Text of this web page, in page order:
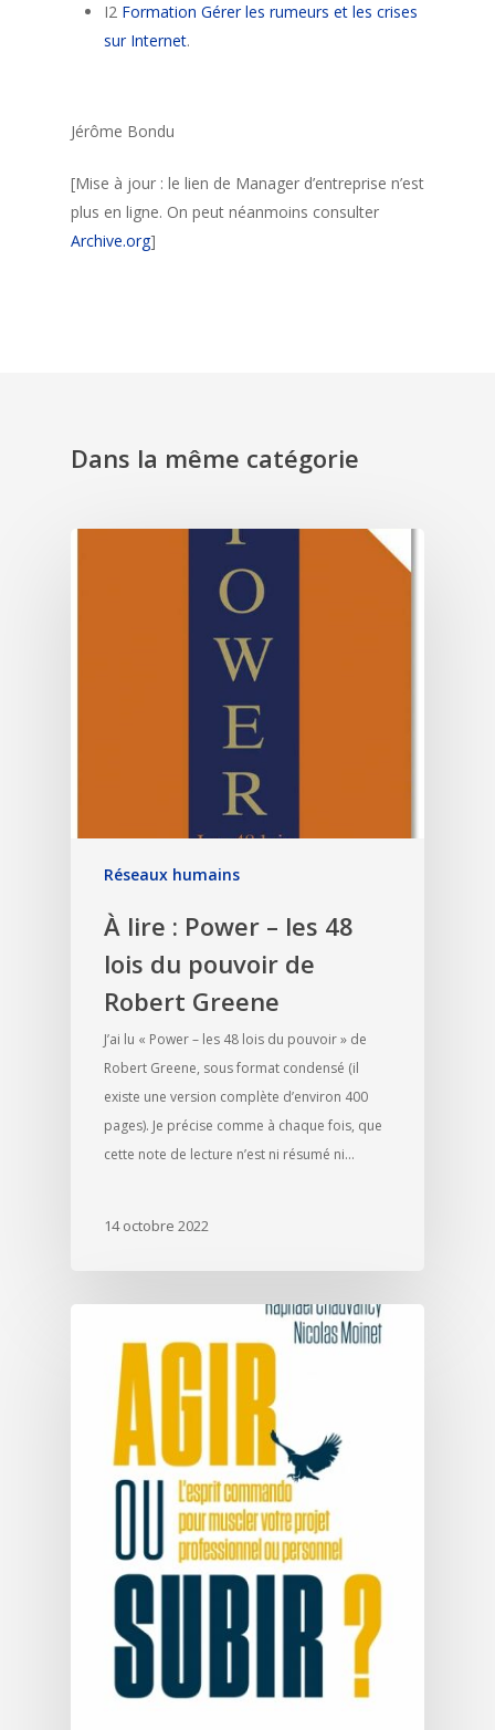
I2 Formation Gérer les rumeurs et les crises
sur Internet.
Jérôme Bondu
[Mise à jour : le lien de Manager d’entreprise n’est
plus en ligne. On peut néanmoins consulter
Archive.org]
Dans la même catégorie
Réseaux humains
À lire : Power – les 48
lois du pouvoir de
Robert Greene
J’ai lu « Power – les 48 lois du pouvoir » de
Robert Greene, sous format condensé (il
existe une version complète d’environ 400
pages). Je précise comme à chaque fois, que
cette note de lecture n’est ni résumé ni…
14 octobre 2022